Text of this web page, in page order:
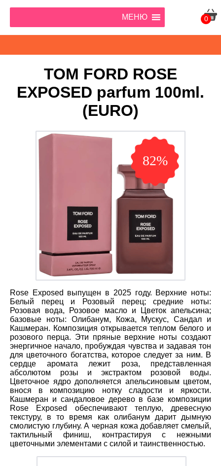
МЕНЮ 0
TOM FORD ROSE
EXPOSED parfum 100ml.
(EURO)
82%
Rose Exposed выпущен в 2025 году. Верхние ноты:
Белый перец и Розовый перец; средние ноты:
Розовая вода, Розовое масло и Цветок апельсина;
базовые ноты: Олибанум, Кожа, Мускус, Сандал и
Кашмеран. Композиция открывается теплом белого и
розового перца. Эти пряные верхние ноты создают
энергичное начало, пробуждая чувства и задавая тон
для цветочного богатства, которое следует за ним. В
сердце аромата лежит роза, представленная
абсолютом розы и экстрактом розовой воды.
Цветочное ядро дополняется апельсиновым цветом,
внося в композицию нотку сладости и яркости.
Кашмеран и сандаловое дерево в базе композиции
Rose Exposed обеспечивают теплую, древесную
текстуру, в то время как олибанум дарит дымную
смолистую глубину. А черная кожа добавляет смелый,
тактильный финиш, контрастируя с нежными
цветочными элементами с силой и таинственностью.